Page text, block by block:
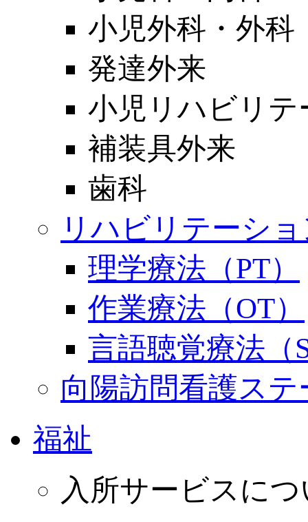
小児外科・外科
発達外来
小児リハビリ
補装具外来
歯科
リハビリテーシ
理学療法（PT）
作業療法（OT）
言語聴覚療法（
向陽訪問看護ス
福祉
入所サービスに